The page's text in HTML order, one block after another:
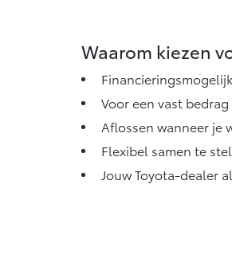
Waarom kiezen
Voor een vast
Aflossen wanneer je
Flexibel samen te
Jouw Toyota-dealer